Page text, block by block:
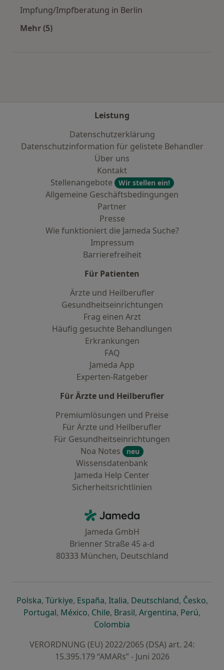
Impfung/Impfberatung in Berlin
Mehr (5)
Leistung
Datenschutzerklärung
Datenschutzinformation für gelistete Behandler
Über uns
Kontakt
Stellenangebote
Wir stellen ein!
Allgemeine Geschäftsbedingungen
Partner
Presse
Wie funktioniert die Jameda Suche?
Impressum
Barrierefreiheit
Für Patienten
Ärzte und Heilberufler
Gesundheitseinrichtungen
Frag einen Arzt
Häufig gesuchte Behandlungen
Erkrankungen
FAQ
Jameda App
Experten-Ratgeber
Für Ärzte und Heilberufler
Premiumlösungen und Preise
Für Ärzte und Heilberufler
Für Gesundheitseinrichtungen
Noa Notes
neu
Wissensdatenbank
Jameda Help Center
Sicherheitsrichtlinien
Jameda - Startseite
Jameda GmbH
Brienner Straße 45 a-d
80333 München, Deutschland
Polskaöffnet in einer neuen Registerkarte
, Türkiyeöffnet in einer neuen Registerkarte
, Españaöffnet in einer neuen
, Italiaöffnet in einer neuen
, Deutschlandöffnet in
, Česko,
Portugalöffnet in einer neuen Registerkarte
, Méxicoöffnet in einer neuen Registerkarte
, Chileöffnet in einer neuen
, Brasilöffnet in einer neuen
, Argentinaöffnet in
, Perúöffnet
,
Colombia
VERORDNUNG (EU) 2022/2065 (DSA) art. 24:
15.395.179 “AMARs” - Juni 2026